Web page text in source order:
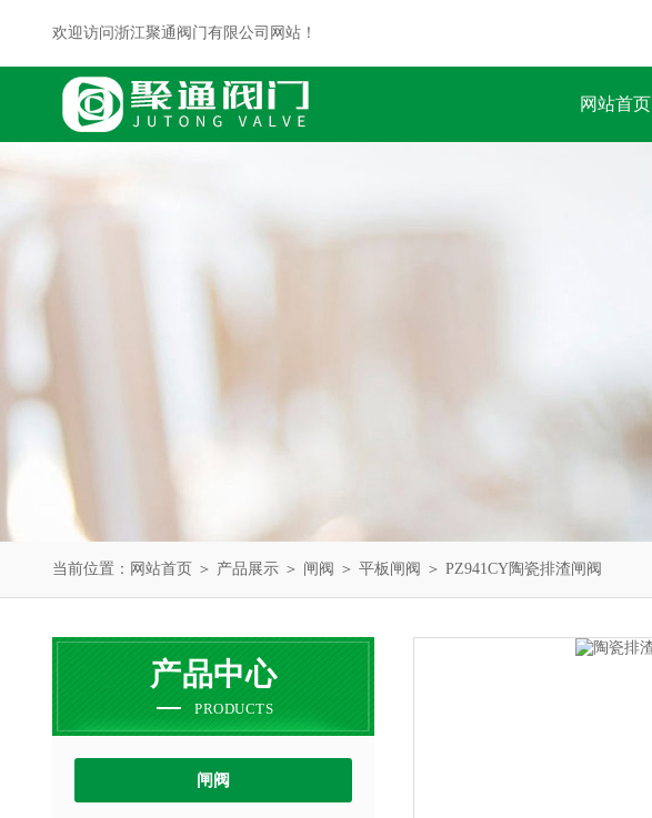
欢迎访问浙江聚通阀门有限公司网站！
网站首页
当前位置： 网站首页 ＞ 产品展示 ＞ 闸阀 ＞ 平板闸阀 ＞ PZ941CY陶瓷排渣闸阀
产品中心
PRODUCTS
闸阀